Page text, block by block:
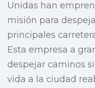
Unidas han
misión para
principales
Esta empresa a
despejar caminos
vida a la ciudad